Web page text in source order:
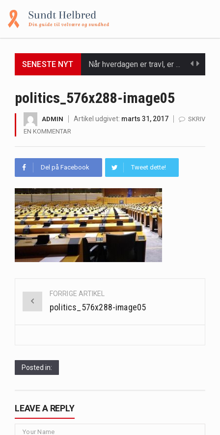
SENESTE NYT
Massagestole er ikke længere forbeholdt luksuriøse spaer og wellnesscentre - de er nu tilgængelige til…
politics_576x288-image05
ADMIN Artikel udgivet: marts 31, 2017
SKRIV
EN KOMMENTAR
Del på Facebook Tweet dette!
navigationFORRIGE ARTIKEL
politics_576x288-image05
Posted in:
LEAVE A REPLY